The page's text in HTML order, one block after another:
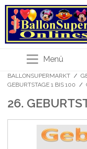
Menü
BALLONSUPERMARKT /
GEBURTSTAGE 1 BIS 100 /
26.